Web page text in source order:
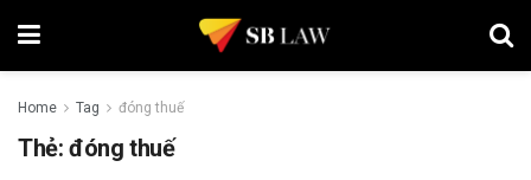
Home Tag đóng thuế
Thẻ:đóng thuế